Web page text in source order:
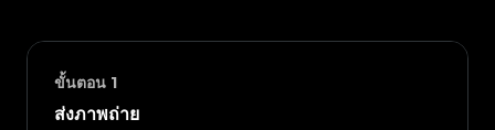
ขั้นตอน 1
ส่งภาพถ่าย